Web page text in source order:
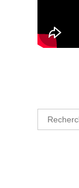
Search
for: